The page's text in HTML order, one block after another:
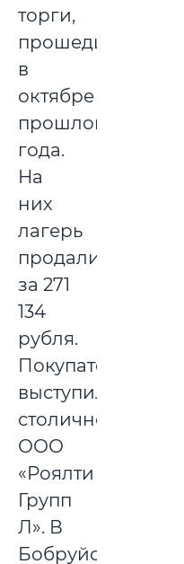
торги,
прошедшие
в
октябре
прошлого
года.
На
них
лагерь
продали
за 271
134
рубля.
Покупателем
выступило
столичное
ООО
«Роялти
Групп
Л». В
Бобруйском